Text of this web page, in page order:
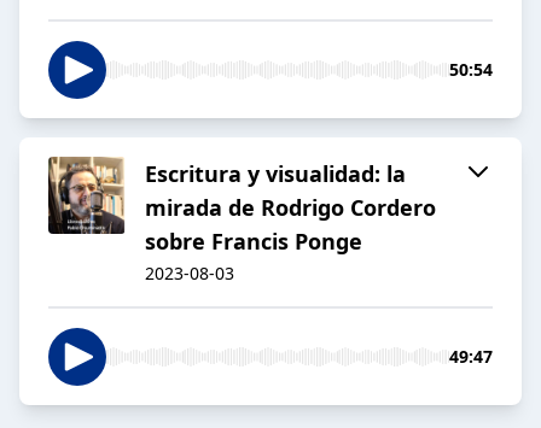
50:54
Escritura y visualidad: la
mirada de Rodrigo Cordero
sobre Francis Ponge
2023-08-03
49:47